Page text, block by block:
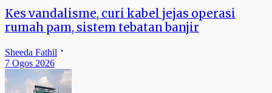
Kes vandalisme, curi kabel jejas operasi
rumah pam, sistem tebatan banjir
Sheeda Fathil
7 Ogos 2026